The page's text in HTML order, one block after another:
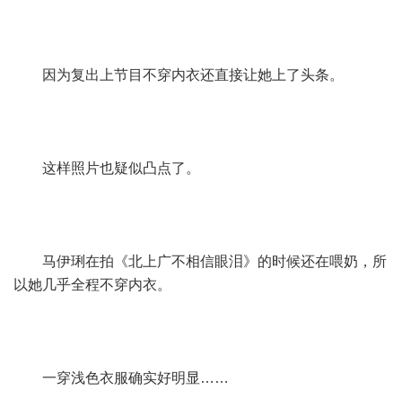
因为复出上节目不穿内衣还直接让她上了头条。
这样照片也疑似凸点了。
马伊琍在拍《北上广不相信眼泪》的时候还在喂奶，所
以她几乎全程不穿内衣。
一穿浅色衣服确实好明显……